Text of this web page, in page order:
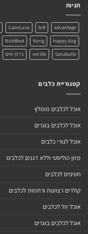
תגיות
advantage
brit
CarniLove
happy dog
Kong
NutriBest
Sanabelle
vet life ג'רקי טיים
קטגוריית כלבים
אוכל לכלבים מומלץ
אוכל לכלבים בוגרים
אוכל לגורי כלבים
מזון הוליסטי וללא דגנים לכלבים
חטיפים לכלבים
קולרים רצועות ורתמות לכלבים
אוכל זול לכלבים
אוכל לכלבים בוגרים